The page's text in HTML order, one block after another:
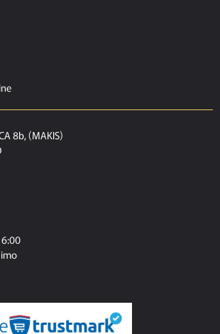
8b, (MAKIS)